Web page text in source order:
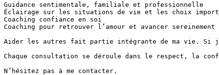
Guidance sentimentale, familiale et professionnelle
Éclairage sur les situations de vie et les choix
Coaching confiance en soi
Coaching pour retrouver l’amour et avancer
Aider les autres fait partie intégrante de ma vie. Si je
Chaque consultation se déroule dans le respect, la
N’hésitez pas à me contacter.